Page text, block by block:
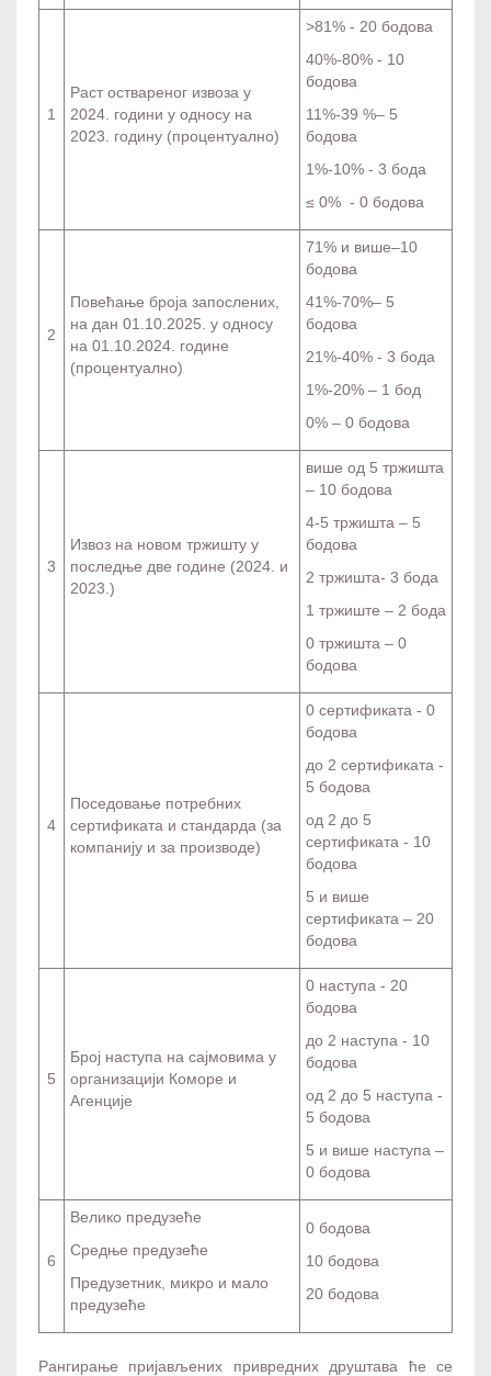
1
Раст оствареног извоза у
2024. години у односу на
2023. годину (процентуално)
>81% - 20 бодова
40%-80% - 10
бодова
11%-39 %– 5
бодова
1%-10% - 3 бода
≤ 0% - 0 бодова
2
Повећање броја запослених,
на дан 01.10.2025. у односу
на 01.10.2024. године
(процентуално)
71% и више–10
бодова
41%-70%– 5
бодова
21%-40% - 3 бода
1%-20% – 1 бод
0% – 0 бодова
3
Извоз на новом тржишту у
последње две године (2024. и
2023.)
више од 5 тржишта
– 10 бодова
4-5 тржишта – 5
бодова
2 тржишта- 3 бода
1 тржиште – 2 бода
0 тржишта – 0
бодова
4
Поседовање потребних
сертификата и стандарда (за
компанију и за производе)
0 сертификата - 0
бодова
до 2 сертификата -
5 бодова
од 2 до 5
сертификата - 10
бодова
5 и више
сертификата – 20
бодова
5
Број наступа на сајмовима у
организацији Коморе и
Агенције
0 наступа - 20
бодова
до 2 наступа - 10
бодова
од 2 до 5 наступа -
5 бодова
5 и више наступа –
0 бодова
6
Велико предузеће
Средње предузеће
Предузетник, микро и мало
предузеће
0 бодова
10 бодова
20 бодова
Рангирање пријављених привредних друштава ће се